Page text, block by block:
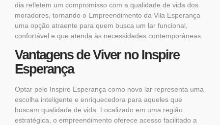
dia refletem um compromisso com a qualidade de vida dos
moradores, tornando o Empreendimento da Vila Esperança
uma opção atraente para quem busca um lar funcional,
confortável e que atenda às necessidades contemporâneas.
Vantagens de Viver no Inspire
Esperança
Optar pelo Inspire Esperança como novo lar representa uma
escolha inteligente e enriquecedora para aqueles que
buscam qualidade de vida. Localizado em uma região
estratégica, o empreendimento oferece acesso facilitado a